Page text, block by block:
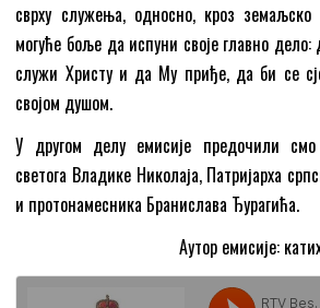
сврху служења, односно, кроз
могуће боље да испуни своје главно
служи Христу и да Му приђе, да би се
својом душом.
У другом делу емисије предочили
светога Владике Николаја, Патријарха
и протонамесника Бранислава Ђурагића.
Аутор емисије: